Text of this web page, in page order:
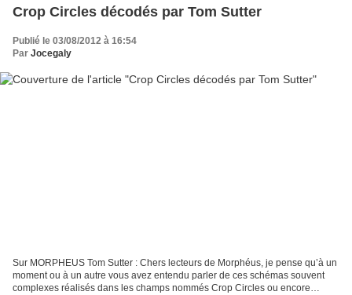
Crop Circles décodés par Tom Sutter
Publié le 03/08/2012 à 16:54
Par Jocegaly
Sur MORPHEUS Tom Sutter : Chers lecteurs de Morphéus, je pense qu’à un
moment ou à un autre vous avez entendu parler de ces schémas souvent
complexes réalisés dans les champs nommés Crop Circles ou encore